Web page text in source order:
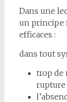
Dans une
un principe
efficaces :
dans tout
trop de
rupture